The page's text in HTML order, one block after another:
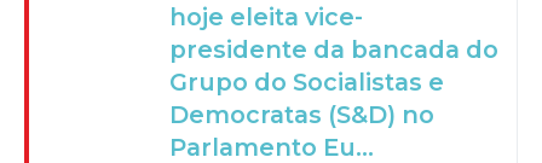
hoje eleita vice-
presidente da bancada do
Grupo do Socialistas e
Democratas (S&D) no
Parlamento Eu...